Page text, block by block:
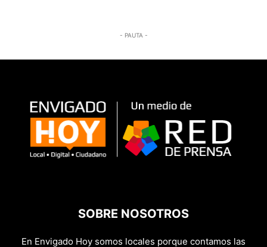
- PAUTA -
SOBRE NOSOTROS
En Envigado Hoy somos locales porque contamos las